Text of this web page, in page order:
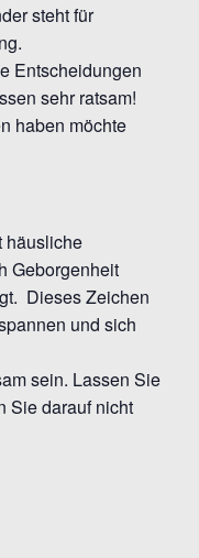
steht für
Entscheidungen
sehr ratsam!
haben möchte
häusliche
Geborgenheit
Dieses Zeichen
und sich
sein. Lassen Sie
Sie darauf nicht